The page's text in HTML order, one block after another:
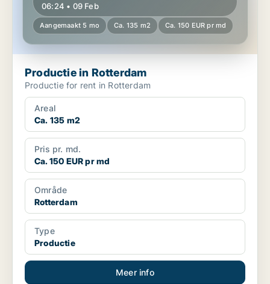
06:24 • 09 Feb
Aangemaakt 5 mo Ca. 135 m2 Ca. 150 EUR pr md
Productie in Rotterdam
Productie for rent in Rotterdam
Areal
Ca. 135 m2
Pris pr. md.
Ca. 150 EUR pr md
Område
Rotterdam
Type
Productie
Meer info